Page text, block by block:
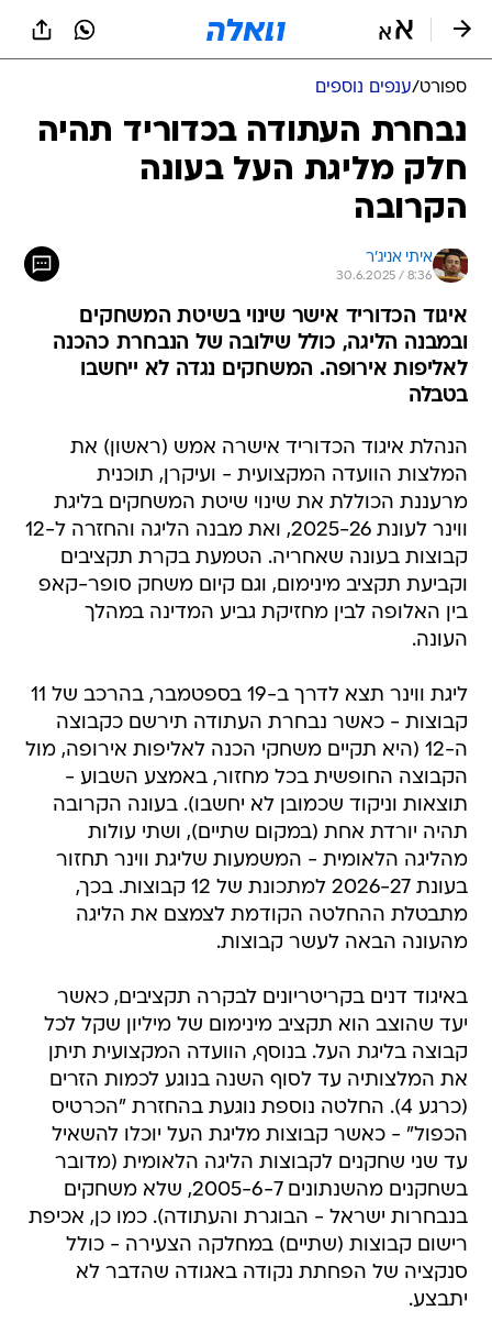
ספורט/ענפים נוספים
נבחרת העתודה בכדוריד תהיה
חלק מליגת העל בעונה
הקרובה
איתי אניג'ר
30.6.2025 / 8:36
איגוד הכדוריד אישר שינוי בשיטת המשחקים
ובמבנה הליגה, כולל שילובה של הנבחרת כהכנה
לאליפות אירופה. המשחקים נגדה לא ייחשבו
בטבלה
הנהלת איגוד הכדוריד אישרה אמש (ראשון) את
המלצות הוועדה המקצועית - ועיקרן, תוכנית
מרעננת הכוללת את שינוי שיטת המשחקים בליגת
ווינר לעונת 2025-26, ואת מבנה הליגה והחזרה ל-12
קבוצות בעונה שאחריה. הטמעת בקרת תקציבים
וקביעת תקציב מינימום, וגם קיום משחק סופר-קאפ
בין האלופה לבין מחזיקת גביע המדינה במהלך
העונה.
ליגת ווינר תצא לדרך ב-19 בספטמבר, בהרכב של 11
קבוצות - כאשר נבחרת העתודה תירשם כקבוצה
ה-12 (היא תקיים משחקי הכנה לאליפות אירופה, מול
הקבוצה החופשית בכל מחזור, באמצע השבוע -
תוצאות וניקוד שכמובן לא יחשבו). בעונה הקרובה
תהיה יורדת אחת (במקום שתיים), ושתי עולות
מהליגה הלאומית - המשמעות שליגת ווינר תחזור
בעונת 2026-27 למתכונת של 12 קבוצות. בכך,
מתבטלת ההחלטה הקודמת לצמצם את הליגה
מהעונה הבאה לעשר קבוצות.
באיגוד דנים בקריטריונים לבקרה תקציבים, כאשר
יעד שהוצב הוא תקציב מינימום של מיליון שקל לכל
קבוצה בליגת העל. בנוסף, הוועדה המקצועית תיתן
את המלצותיה עד לסוף השנה בנוגע לכמות הזרים
(כרגע 4). החלטה נוספת נוגעת בהחזרת "הכרטיס
הכפול" - כאשר קבוצות מליגת העל יוכלו להשאיל
עד שני שחקנים לקבוצות הליגה הלאומית (מדובר
בשחקנים מהשנתונים 2005-6-7, שלא משחקים
בנבחרות ישראל - הבוגרת והעתודה). כמו כן, אכיפת
רישום קבוצות (שתיים) במחלקה הצעירה - כולל
סנקציה של הפחתת נקודה באגודה שהדבר לא
יתבצע.